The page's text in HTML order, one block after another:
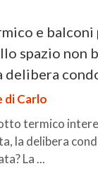
e balconi
spazio non
delibera
di Carlo
termico
la delibera
La ...